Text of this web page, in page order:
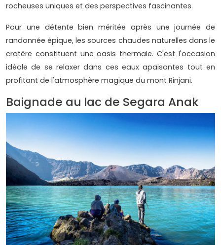
rocheuses uniques et des perspectives fascinantes.
Pour une détente bien méritée après une journée de
randonnée épique, les sources chaudes naturelles dans le
cratère constituent une oasis thermale. C'est l'occasion
idéale de se relaxer dans ces eaux apaisantes tout en
profitant de l'atmosphère magique du mont Rinjani.
Baignade au lac de Segara Anak